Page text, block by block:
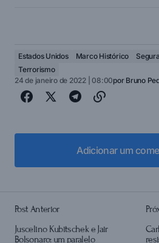
Estados Unidos Marco Histórico
Terrorismo
24 de janeiro de 2022 | 08:00por Bruno
Adicionar um
Adicionar um
Post Anterior
Juscelino Kubitschek e Jair
Bolsonaro: um paralelo